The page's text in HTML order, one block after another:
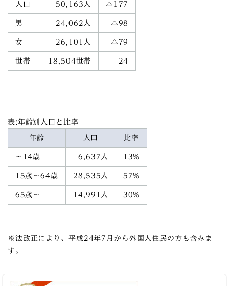
人口 50,163人 △177
男 24,062人 △98
女 26,101人 △79
世帯 18,504世帯 24
表:年齢別人口と比率
年齢 人口 比率
～14歳 6,637人 13%
15歳～64歳 28,535人 57%
65歳～ 14,991人 30%
※法改正により、平成24年7月から外国人住民の方も含みま
す。